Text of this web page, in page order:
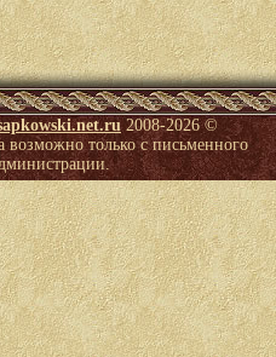
2008-2026 ©
возможно только с письменного